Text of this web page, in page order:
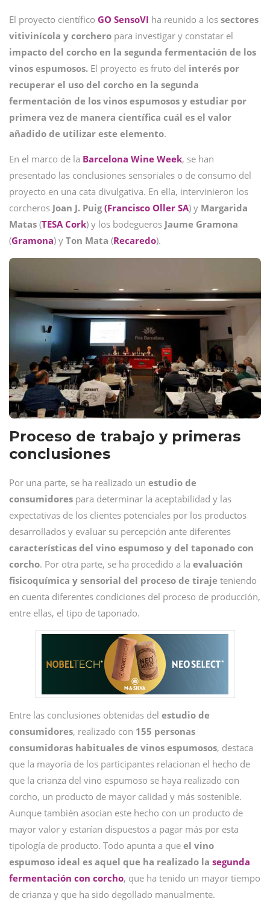
El proyecto científico GO SensoVI ha reunido a los sectores
vitivinícola y corchero para investigar y constatar el
impacto del corcho en la segunda fermentación de los
vinos espumosos. El proyecto es fruto del interés por
recuperar el uso del corcho en la segunda
fermentación de los vinos espumosos y estudiar por
primera vez de manera científica cuál es el valor
añadido de utilizar este elemento.
En el marco de la Barcelona Wine Week, se han
presentado las conclusiones sensoriales o de consumo del
proyecto en una cata divulgativa. En ella, intervinieron los
corcheros Joan J. Puig (Francisco Oller SA) y Margarida
Matas (TESA Cork) y los bodegueros Jaume Gramona
(Gramona) y Ton Mata (Recaredo).
Proceso de trabajo y primeras
conclusiones
Por una parte, se ha realizado un estudio de
consumidores para determinar la aceptabilidad y las
expectativas de los clientes potenciales por los productos
desarrollados y evaluar su percepción ante diferentes
características del vino espumoso y del taponado con
corcho. Por otra parte, se ha procedido a la evaluación
fisicoquímica y sensorial del proceso de tiraje teniendo
en cuenta diferentes condiciones del proceso de producción,
entre ellas, el tipo de taponado.
Entre las conclusiones obtenidas del estudio de
consumidores, realizado con 155 personas
consumidoras habituales de vinos espumosos, destaca
que la mayoría de los participantes relacionan el hecho de
que la crianza del vino espumoso se haya realizado con
corcho, un producto de mayor calidad y más sostenible.
Aunque también asocian este hecho con un producto de
mayor valor y estarían dispuestos a pagar más por esta
tipología de producto. Todo apunta a que el vino
espumoso ideal es aquel que ha realizado la segunda
fermentación con corcho, que ha tenido un mayor tiempo
de crianza y que ha sido degollado manualmente.